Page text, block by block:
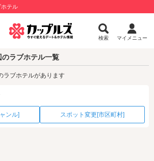
テル
検索 マイメニュー
ラブホテル一覧
ラブホテルがあります
ンル] スポット変更[市区町村]